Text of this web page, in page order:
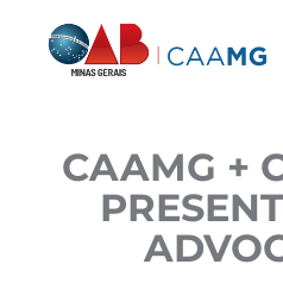
CAAMG +